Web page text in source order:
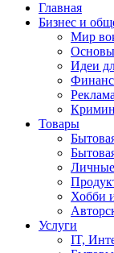
Главная
Бизнес и
Мир
Основы
Идеи
Товары
Хобби
Услуги
IT,